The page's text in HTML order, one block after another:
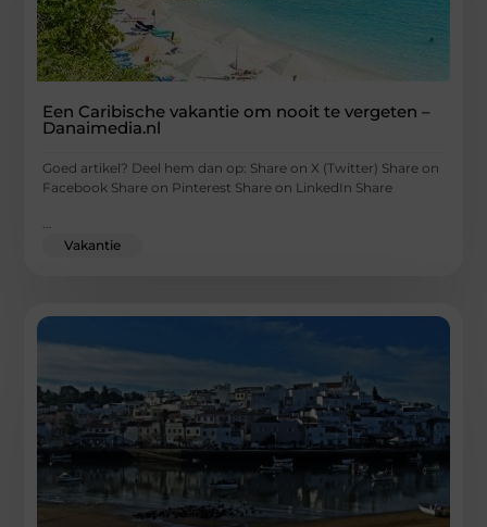
Een Caribische vakantie om nooit te vergeten –
Danaimedia.nl
Goed artikel? Deel hem dan op: Share on X (Twitter) Share on
Facebook Share on Pinterest Share on LinkedIn Share
Vakantie